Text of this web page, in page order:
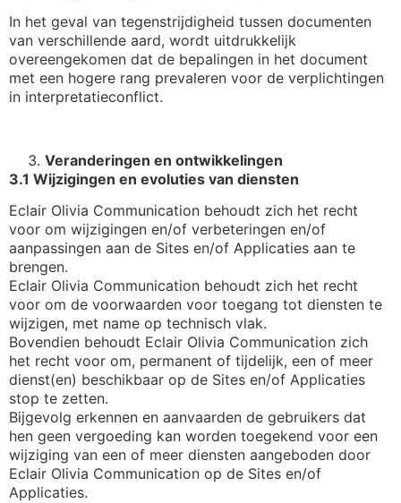
In het geval van tegenstrijdigheid tussen documenten
van verschillende aard, wordt uitdrukkelijk
overeengekomen dat de bepalingen in het document
met een hogere rang prevaleren voor de verplichtingen
in interpretatieconflict.
Veranderingen en ontwikkelingen
3.1 Wijzigingen en evoluties van diensten
Eclair Olivia Communication behoudt zich het recht
voor om wijzigingen en/of verbeteringen en/of
aanpassingen aan de Sites en/of Applicaties aan te
brengen.
Eclair Olivia Communication behoudt zich het recht
voor om de voorwaarden voor toegang tot diensten te
wijzigen, met name op technisch vlak.
Bovendien behoudt Eclair Olivia Communication zich
het recht voor om, permanent of tijdelijk, een of meer
dienst(en) beschikbaar op de Sites en/of Applicaties
stop te zetten.
Bijgevolg erkennen en aanvaarden de gebruikers dat
hen geen vergoeding kan worden toegekend voor een
wijziging van een of meer diensten aangeboden door
Eclair Olivia Communication op de Sites en/of
Applicaties.